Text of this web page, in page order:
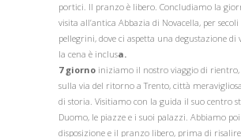
portici. Il pranzo è libero. Concludiamo la
visita all’antica Abbazia di Novacella, per
pellegrini, dove ci aspetta una degustazione di
la cena è inclusa.
7 giorno iniziamo il nostro viaggio di
sulla via del ritorno a Trento, città
di storia. Visitiamo con la guida il suo centro
Duomo, le piazze e i suoi palazzi. Abbiamo
disposizione e il pranzo libero, prima di